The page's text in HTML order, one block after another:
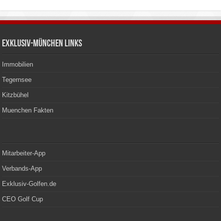
Exklusiv-München Links
Immobilien
Tegernsee
Kitzbühel
Muenchen Fakten
Mitarbeiter-App
Verbands-App
Exklusiv-Golfen.de
CEO Golf Cup